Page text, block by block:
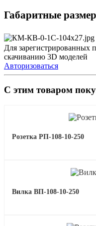
Габаритные
Для зарегистрированных
скачиванию 3D моделей
Авторизоваться
С этим товаром
Розетка РП-108-10-250
Вилка ВП-108-10-250